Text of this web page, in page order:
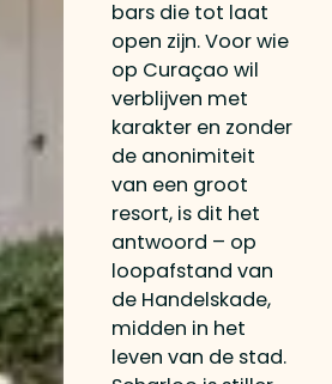
bars die tot laat
open zijn. Voor wie
op Curaçao wil
verblijven met
karakter en zonder
de anonimiteit
van een groot
resort, is dit het
antwoord – op
loopafstand van
de Handelskade,
midden in het
leven van de stad.